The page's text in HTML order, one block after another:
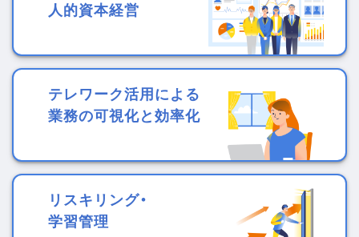
人的資本経営
テレワーク活用による
業務の可視化と効率化
リスキリング・
学習管理